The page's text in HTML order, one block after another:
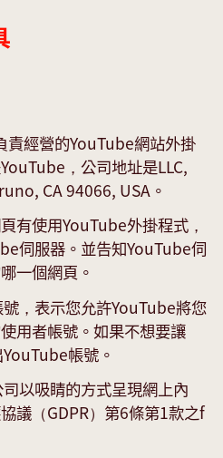
經營的YouTube網站外掛
，公司地址是LLC,
CA 94066, USA。
有使用YouTube外掛程式，
伺服器。並告知YouTube伺
一個網頁。
，表示您允許YouTube將您
用者帳號。如果不想要讓
帳號。
以吸睛的方式呈現網上內
議（GDPR）第6條第1款之f